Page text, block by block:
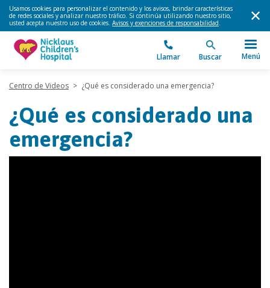
Usamos cookies para personalizar el contenido y los avisos, brindar características
de redes sociales y analizar nuestro tráfico. Si continúa utilizando nuestro sitio,
usted acepta nuestro uso de cookies. Avisos y exenciones de responsabilidad.
Llamar Buscar Menú
Centro de Videos > ¿Qué es considerado una emergencia?
¿Qué es considerado una
emergencia?